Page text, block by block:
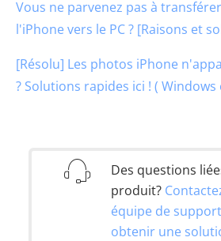
Vous ne parvenez pas à
l'iPhone vers le PC ? [Raisons et
[Résolu] Les photos iPhone
? Solutions rapides ici ! ( Windows
Des questions
produit?
équipe de
obtenir une